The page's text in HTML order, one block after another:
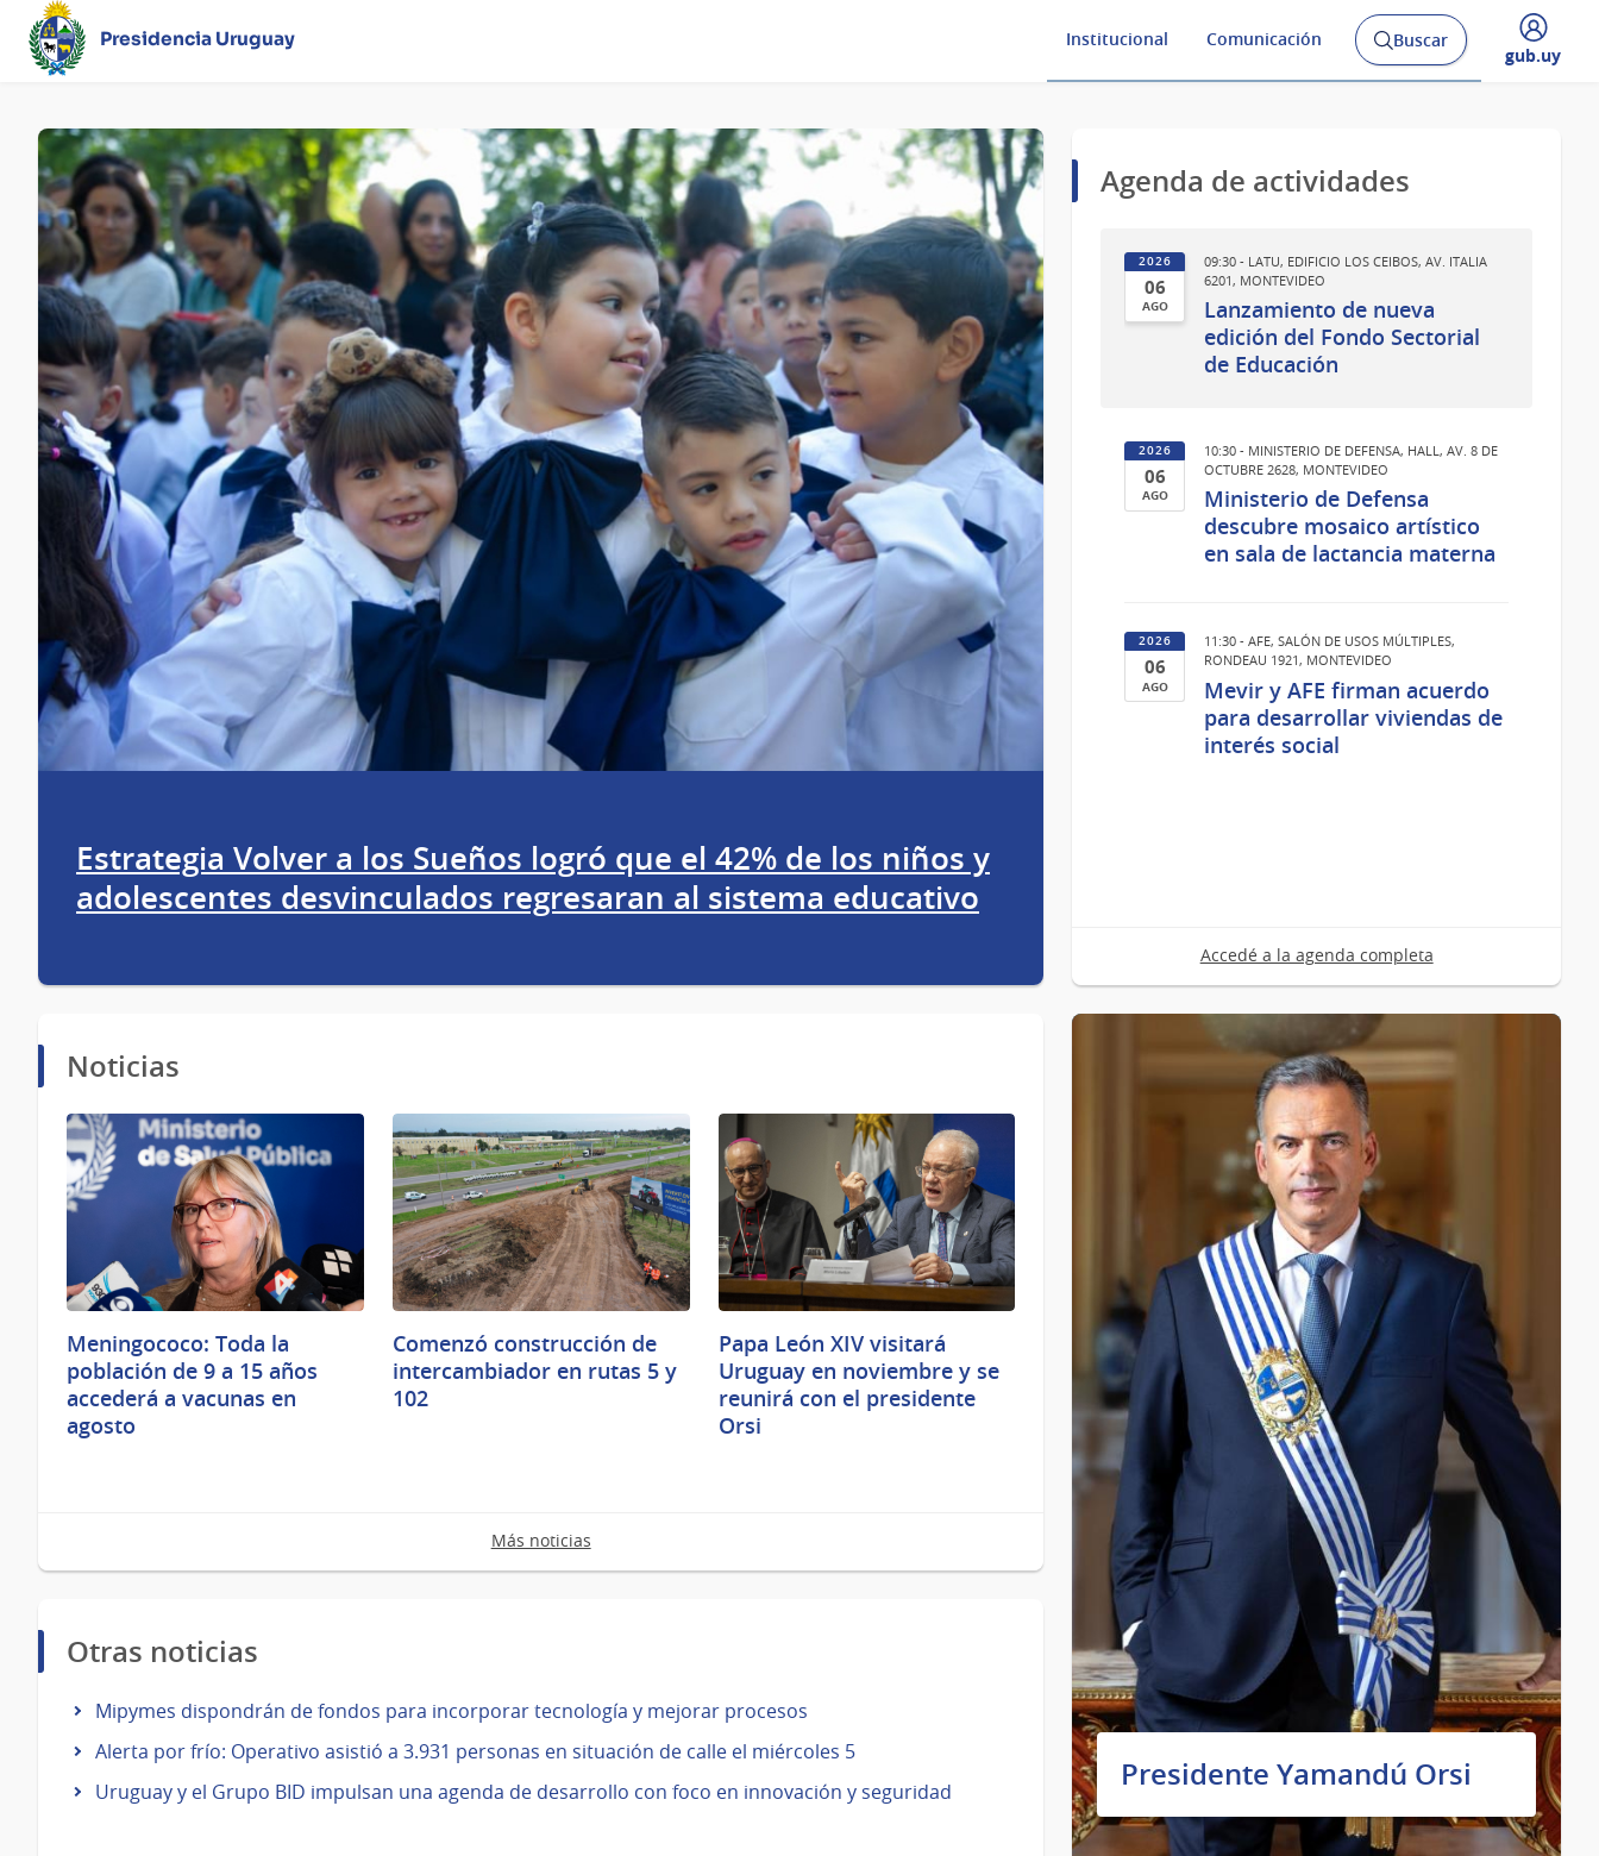
Presidencia Uruguay Institucional Comunicación
Abrir
buscador
Buscar
Desplegar
gub.uy
Página
principal
Estrategia Volver a los Sueños logró que el 42% de los niños y
adolescentes desvinculados regresaran al sistema educativo
Agenda de actividades
2026
06
AGO
2026
09:30 - LATU, EDIFICIO LOS CEIBOS, AV. ITALIA
6201, MONTEVIDEO
Lanzamiento de nueva
edición del Fondo Sectorial
de Educación
2026
06
AGO
2026
10:30 - MINISTERIO DE DEFENSA, HALL, AV. 8 DE
OCTUBRE 2628, MONTEVIDEO
Ministerio de Defensa
descubre mosaico artístico
en sala de lactancia materna
2026
06
AGO
11:30 - AFE, SALÓN DE USOS MÚLTIPLES,
RONDEAU 1921, MONTEVIDEO
Mevir y AFE firman acuerdo
para desarrollar viviendas de
interés social
Accedé a la agenda completa
Noticias
Meningococo: Toda la
población de 9 a 15 años
accederá a vacunas en
agosto
Comenzó construcción de
intercambiador en rutas 5 y
102
Papa León XIV visitará
Uruguay en noviembre y se
reunirá con el presidente
Orsi
Más noticias
Otras noticias
Mipymes dispondrán de fondos para incorporar tecnología y mejorar procesos
Alerta por frío: Operativo asistió a 3.931 personas en situación de calle el miércoles 5
Uruguay y el Grupo BID impulsan una agenda de desarrollo con foco en innovación y seguridad
Presidente Yamandú Orsi